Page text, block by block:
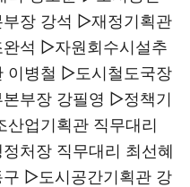
장 강석 ▷재정기획관
석 ▷자원회수시설추
이병철 ▷도시철도국장
부장 강필영 ▷정책기
업기획관 직무대리
처장 직무대리 최선혜
▷도시공간기획관 강